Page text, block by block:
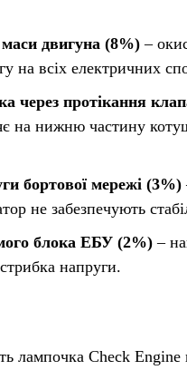
двигуна (8%) –
на всіх електричних
через протікання
на нижню частину
бортової мережі (3%)
не забезпечують
блока ЕБУ (2%) –
напруги.
лампочка Check Engine